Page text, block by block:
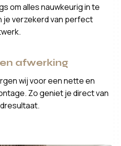
om alles nauwkeurig in te
je verzekerd van perfect
afwerking
wij voor een nette en
Zo geniet je direct van